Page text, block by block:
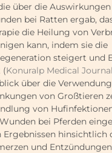
über die
bei Ratten ergab,
die Heilung von
kann, indem sie die
steigert und
(Konuralp Medical Journal
über die
von Großtieren
von
bei Pferden
Ergebnissen hinsichtlich
und